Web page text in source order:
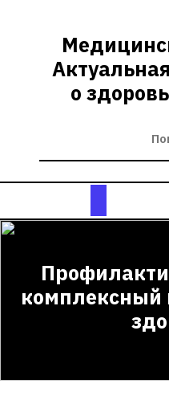
содержимому
о
комплексный